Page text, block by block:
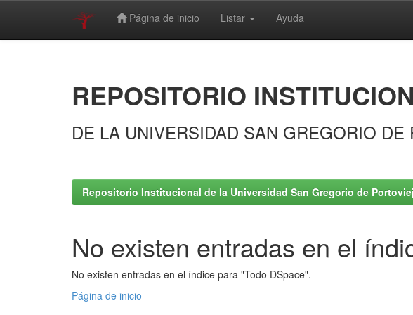
Página de inicio Listar Ayuda
REPOSITORIO
DE LA UNIVERSIDAD SAN GREGORIO DE
Repositorio Institucional de la Universidad San Gregorio de
No existen entradas en el
No existen entradas en el índice para "Todo DSpace".
Página de inicio